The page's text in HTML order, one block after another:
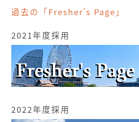
過去の「Fresher’s Page」
2021年度採用
2022年度採用